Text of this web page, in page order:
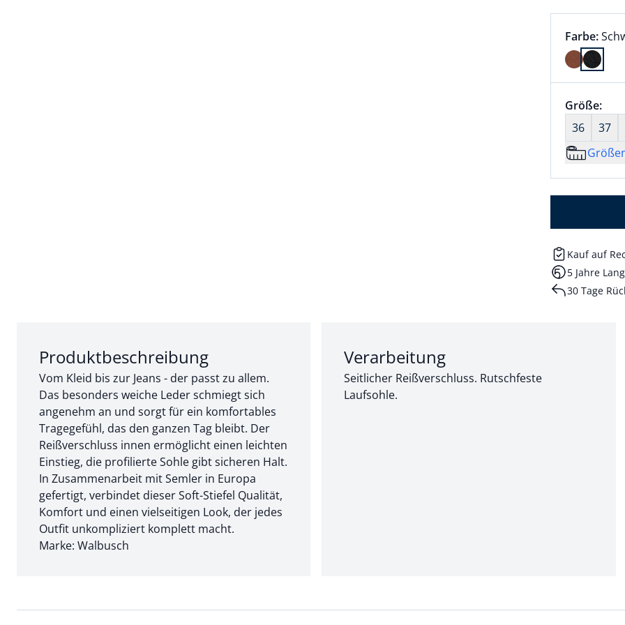
Farbe:
Farbe
Größe:
36
37
Kauf auf
5 Jahre
30 Tage
Abschnitt 1 von 3:
Produktbeschreibung
Vom Kleid bis zur Jeans - der passt zu allem.
Das besonders weiche Leder schmiegt sich
angenehm an und sorgt für ein komfortables
Tragegefühl, das den ganzen Tag bleibt. Der
Reißverschluss innen ermöglicht einen leichten
Einstieg, die profilierte Sohle gibt sicheren Halt.
In Zusammenarbeit mit Semler in Europa
gefertigt, verbindet dieser Soft-Stiefel Qualität,
Komfort und einen vielseitigen Look, der jedes
Outfit unkompliziert komplett macht.
Marke: Walbusch
Abschnitt 2 von 3:
Verarbeitung
Seitlicher Reißverschluss. Rutschfeste
Laufsohle.